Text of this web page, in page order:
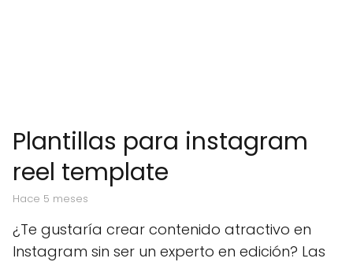
Plantillas para instagram
reel template
hace 5 meses
¿Te gustaría crear contenido atractivo en
Instagram sin ser un experto en edición? Las